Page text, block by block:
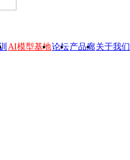
AI模型基地论坛产品廊关于我们